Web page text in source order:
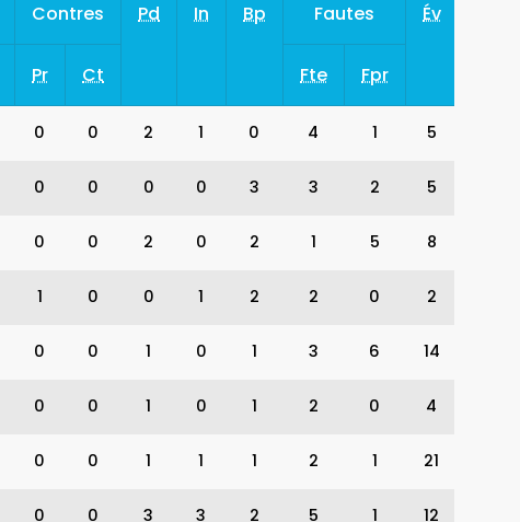
Contres Pd In Bp Fautes Év
Pr Ct Fte Fpr
0 0 2 1 0 4 1 5
0 0 0 0 3 3 2 5
0 0 2 0 2 1 5 8
1 0 0 1 2 2 0 2
0 0 1 0 1 3 6 14
0 0 1 0 1 2 0 4
0 0 1 1 1 2 1 21
0 0 3 3 2 5 1 12